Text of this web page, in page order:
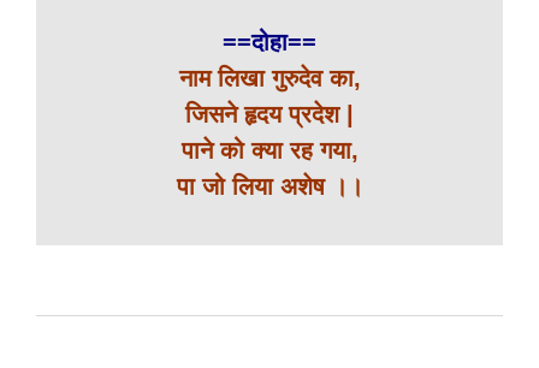
==दोहा==
नाम लिखा गुरुदेव का,
जिसने हृदय प्रदेश |
पाने को क्या रह गया,
पा जो लिया अशेष ।।